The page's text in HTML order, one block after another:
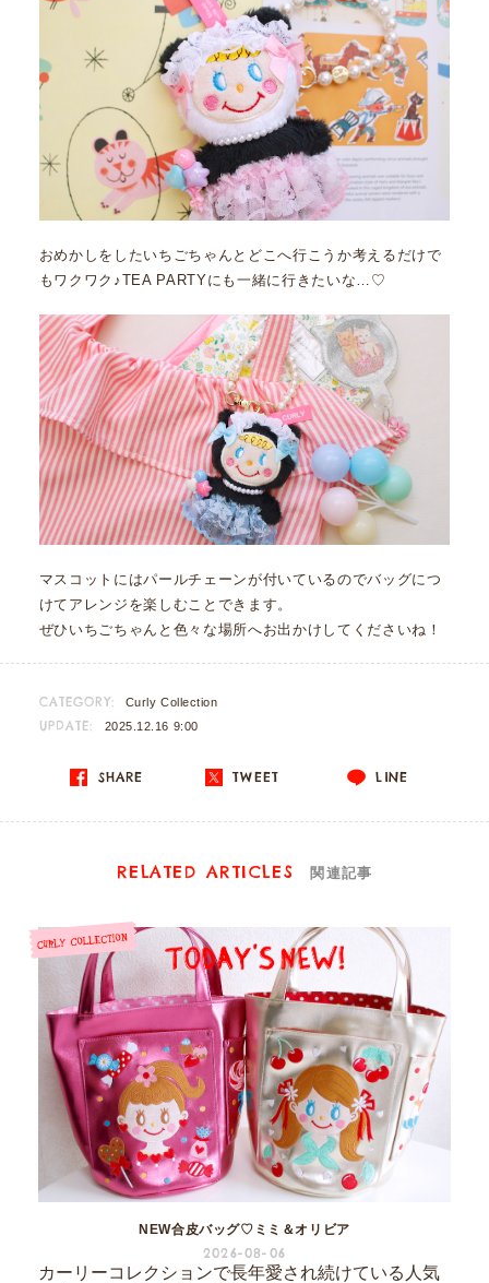
おめかしをしたいちごちゃんとどこへ行こうか考えるだけで
もワクワク♪TEA PARTYにも一緒に行きたいな…♡
マスコットにはパールチェーンが付いているのでバッグにつ
けてアレンジを楽しむことできます。
ぜひいちごちゃんと色々な場所へお出かけしてくださいね！
CATEGORY: Curly Collection
UPDATE: 2025.12.16 9:00
SHARE TWEET LINE
RELATED ARTICLES 関連記事
NEW合皮バッグ♡ミミ＆オリビア
2026-08-06
カーリーコレクションで長年愛され続けている人気